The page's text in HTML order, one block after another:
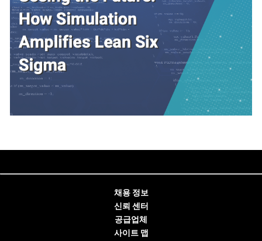
채용 정보
신뢰 센터
공급업체
사이트 맵